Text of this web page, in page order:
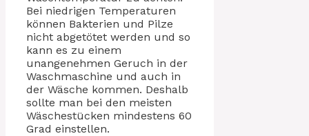
Bei niedrigen Temperaturen
können Bakterien und Pilze
nicht abgetötet werden und so
kann es zu einem
unangenehmen Geruch in der
Waschmaschine und auch in
der Wäsche kommen. Deshalb
sollte man bei den meisten
Wäschestücken mindestens 60
Grad einstellen.